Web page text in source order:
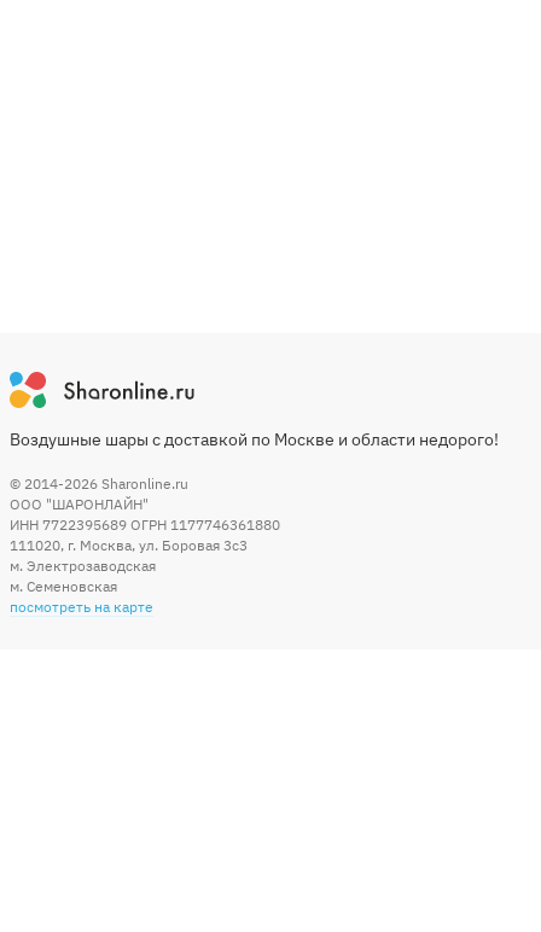
Воздушные шары с доставкой по Москве и области недорого!
© 2014-2026 Sharonline.ru
ООО "ШАРОНЛАЙН"
ИНН 7722395689 ОГРН 1177746361880
111020, г. Москва, ул. Боровая 3c3
м. Электрозаводская
м. Семеновская
посмотреть на карте